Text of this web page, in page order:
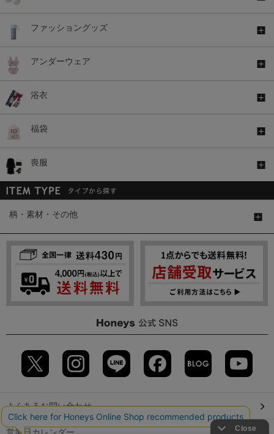
ファッショングッズ
アンダーウェア
浴衣
福袋
喪服
柄・素材・その他
よくあるお問い合わせ